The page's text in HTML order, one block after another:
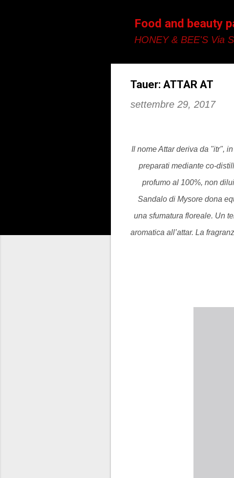
Food and beauty
HONEY & BEE'S Via
Tauer: ATTAR AT
settembre 29, 2017
Il nome Attar deriva da "itr",
preparati mediante co-
profumo al 100%, non
Sandalo di Mysore dona
una sfumatura floreale. Un
aromatica all’attar. La